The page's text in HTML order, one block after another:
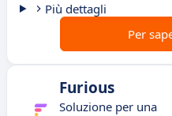
Più dettagli
Per
Furious
Soluzione per una